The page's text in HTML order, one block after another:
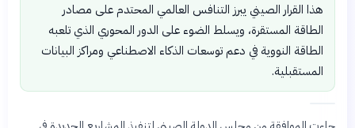
هذا القرار الصيني يبرز التنافس العالمي المحتدم على مصادر
الطاقة المستقرة، ويسلط الضوء على الدور المحوري الذي تلعبه
الطاقة النووية في دعم توسعات الذكاء الاصطناعي ومراكز البيانات
المستقبلية.